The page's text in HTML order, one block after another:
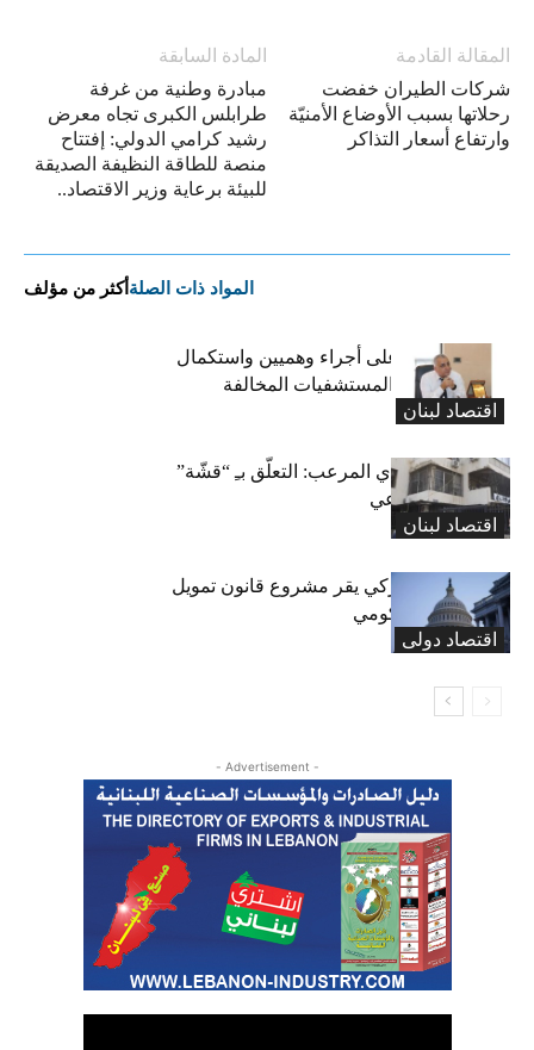
المادة السابقة
مبادرة وطنية من غرفة
طرابلس الكبرى تجاه معرض
رشيد كرامي الدولي: إفتتاح
منصة للطاقة النظيفة الصديقة
للبيئة برعاية وزير الاقتصاد..
المقالة القادمة
شركات الطيران خفضت
رحلاتها بسبب الأوضاع الأمنيّة
وارتفاع أسعار التذاكر
المواد ذات الصلةأكثر من مؤلف
اقتصاد لبنان
كركي: الادّعاء على أجراء وهميين واستكمال
الإجراءات بحق المستشفيات المخالفة
اقتصاد لبنان
المعاش التقاعدي المرعب: التعلّق بـِ “قشّة”
الضمان الاجتماعي
اقتصاد دولی
«الشيوخ» الأميركي يقر مشروع قانون تمويل
لتجنب إغلاق حكومي
- Advertisement -